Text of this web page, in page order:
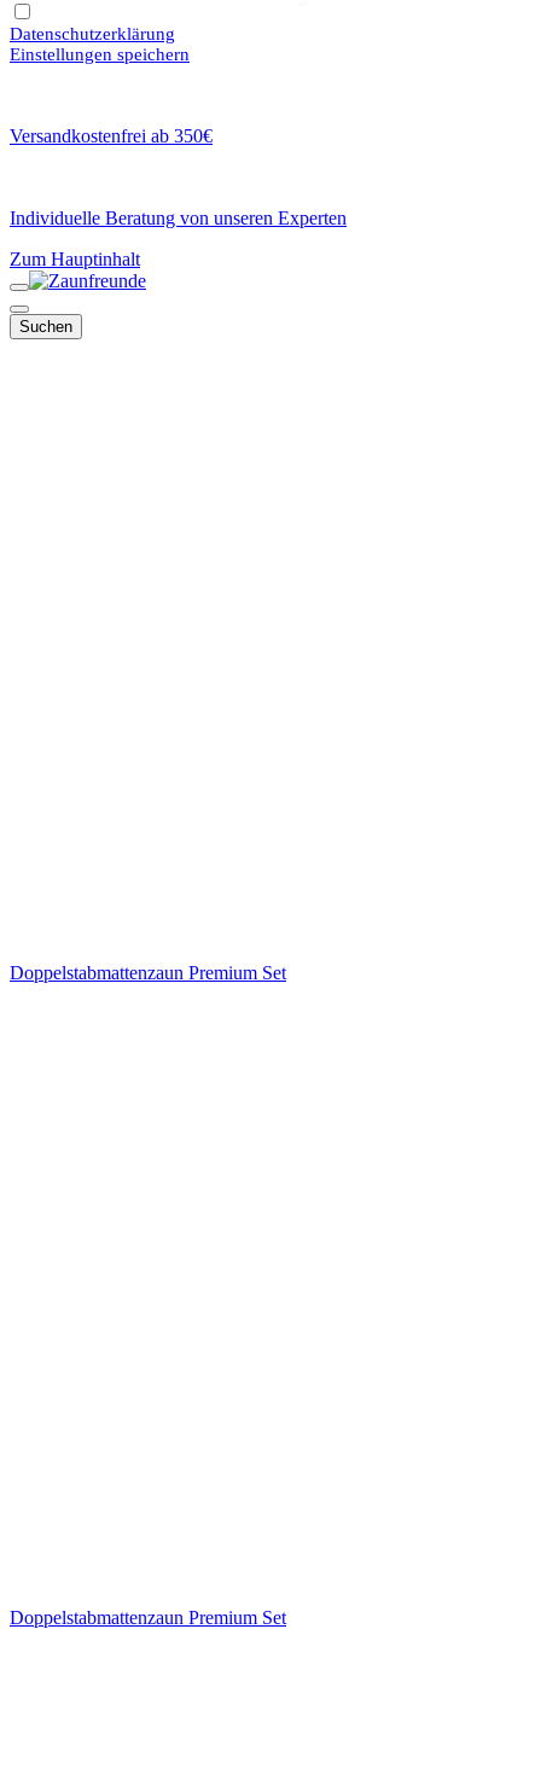
Datenschutzerklärung
Einstellungen speichern
Versandkostenfrei ab 350€
Individuelle Beratung von unseren Experten
Zum Hauptinhalt
Suchen
Doppelstabmattenzaun Premium Set
Doppelstabmattenzaun Premium Set